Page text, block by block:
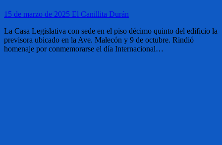
15 de marzo de 2025 El Canillita Durán
La Casa Legislativa con sede en el piso décimo quinto del edificio la
previsora ubicado en la Ave. Malecón y 9 de octubre. Rindió
homenaje por conmemorarse el día Internacional…